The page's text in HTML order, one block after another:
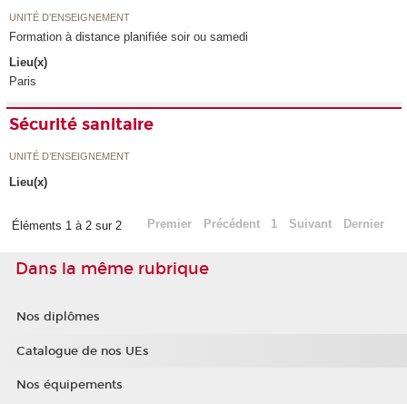
UNITÉ D’ENSEIGNEMENT
Formation à distance planifiée soir ou samedi
Lieu(x)
Paris
Sécurité sanitaire
UNITÉ D’ENSEIGNEMENT
Lieu(x)
Éléments 1 à 2 sur 2 Premier Précédent 1 Suivant Dernier
Dans la même rubrique
Nos diplômes
Catalogue de nos UEs
Nos équipements